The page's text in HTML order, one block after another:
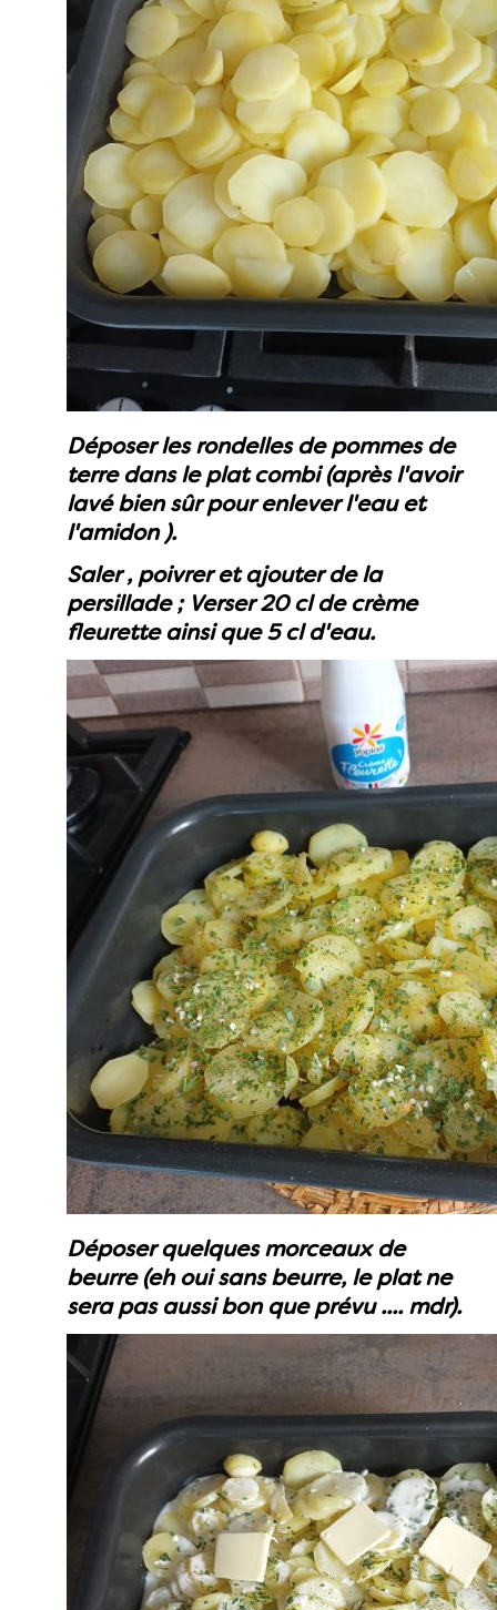
Déposer les rondelles de pommes de
terre dans le plat combi (après l'avoir
lavé bien sûr pour enlever l'eau et
l'amidon ).
Saler , poivrer et ajouter de la
persillade ; Verser 20 cl de crème
fleurette ainsi que 5 cl d'eau.
Déposer quelques morceaux de
beurre (eh oui sans beurre, le plat ne
sera pas aussi bon que prévu .... mdr).